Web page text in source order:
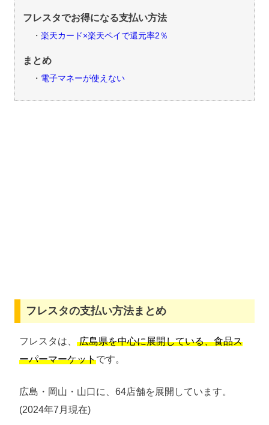
フレスタでお得になる支払い方法
楽天カード×楽天ペイで還元率2％
まとめ
電子マネーが使えない
フレスタの支払い方法まとめ
フレスタは、 広島県を中心に展開している、食品ス
ーパーマーケットです。
広島・岡山・山口に、64店舗を展開しています。
(2024年7月現在)